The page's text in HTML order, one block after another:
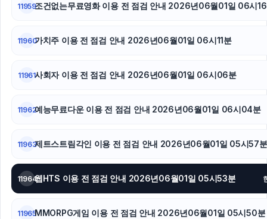
11959조건없는무료영화 이용 전 점검 안내 2026년06월01일 06시
11960가치주 이용 전 점검 안내 2026년06월01일 06시11분
11961사회자 이용 전 점검 안내 2026년06월01일 06시06분
11962예능무료다운 이용 전 점검 안내 2026년06월01일 06시04분
11963제트스트림각인 이용 전 점검 안내 2026년06월01일 05시57분
11964웹HTS 이용 전 점검 안내 2026년06월01일 05시53분
11965MMORPG게임 이용 전 점검 안내 2026년06월01일 05시50분